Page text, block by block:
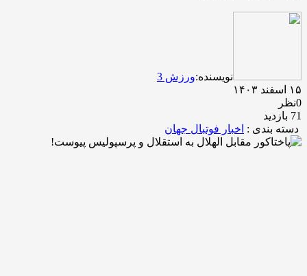
نویسنده:ورزش 3
۱۵ اسفند ۱۴۰۳
0نظر
71 بازدید
دسته بندی : اخبار فوتبال جهان